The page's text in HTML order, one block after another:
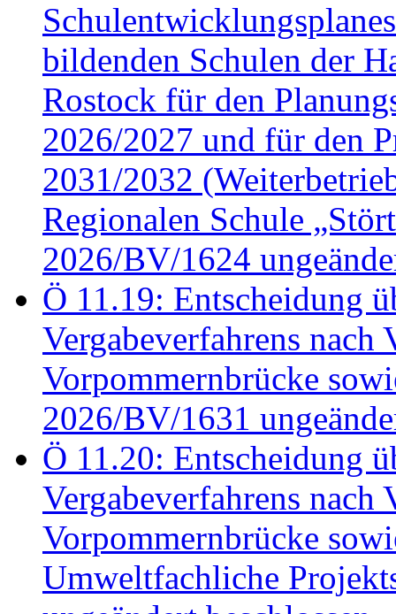
bildenden Schulen der
Rostock für den
2026/2027 und für den
2031/2032
Regionalen Schule
2026/BV/1624
Ö 11.19: Entscheidung
Vergabeverfahrens
Vorpommernbrücke
2026/BV/1631
Ö 11.20: Entscheidung
Vergabeverfahrens
Vorpommernbrücke
Umweltfachliche